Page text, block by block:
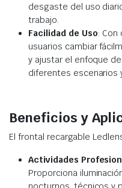
desgaste del uso
trabajo.
Facilidad de Uso:
usuarios cambiar
y ajustar el enfoque
diferentes escenarios
Beneficios y
El frontal recargable
Actividades
Proporciona